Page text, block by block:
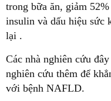
trong bữa ăn, giảm
insulin và dấu hiệu sức
lại .
Các nhà nghiên cứu
nghiên cứu thêm để
với bệnh NAFLD.